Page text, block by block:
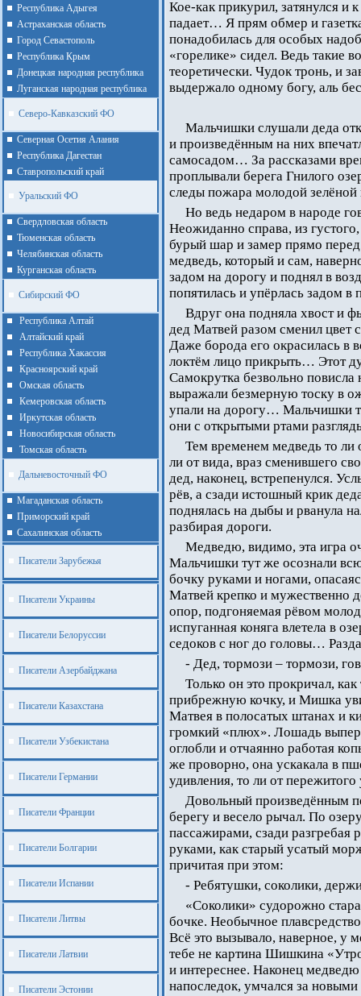
Республика Адыгея
Астраханская область
Город Севастополь
Республика Крым
Донецкая народная республика
Луганская народная республика
Северо-Кавказский ФО
Северная Осетия Алания
Республика Дагестан
Ставропольский край
Уральский ФО
Cвердловская область
Тюменская область
Челябинская область
Курганская область
Сибирский ФО
Республика Алтай
Алтайcкий край
Республика Хакассия
Красноярский край
Омская область
Кемеровская область
Иркутская область
Новосибирская область
Томская область
Дальневосточный ФО
Магаданская область
Приморский край
Cахалинская область
Писатели Зарубежья
Писатели Украины
Писатели Белоруссии
Писатели Азербайджана
Писатели Казахстана
Писатели Узбекистана
Писатели Германии
Писатели Франции
Писатели Болгарии
Писатели Испании
Писатели Литвы
Писатели Латвии
Писатели Эстонии
Кое-как прикурил, затянулся и
падает… Я прям обмер и
понадобилась для особых
«горелике» сидел. Ведь такие
теоретически. Чудок тронь, и
выдержало одному богу, аль
Мальчишки слушали деда
и произведённым на них
самосадом… За рассказами
проплывали берега Гнилого
следы пожара молодой
Но ведь недаром в народе
Неожиданно справа, из
бурый шар и замер прямо
медведь, который и сам,
задом на дорогу и поднял в
попятилась и упёрлась задом в
Вдруг она подняла хвост и
дед Матвей разом сменил цвет
Даже борода его окрасилась в
локтём лицо прикрыть… Этот
Самокрутка безвольно
выражали безмерную тоску в
упали на дорогу… Мальчишки
они с открытыми ртами
Тем временем медведь то ли
ли от вида, враз сменившего
дед, наконец, встрепенулся.
рёв, а сзади истошный крик
поднялась на дыбы и рванула
разбирая дороги.
Медведю, видимо, эта игра
Мальчишки тут же осознали
бочку руками и ногами,
Матвей крепко и мужественно
опор, подгоняемая рёвом
испуганная коняга влетела в
седоков с ног до головы…
- Дед, тормози – тормози,
Только он это прокричал,
прибрежную кочку, и Мишка
Матвея в полосатых штанах и
громкий «плюх». Лошадь
оглобли и отчаянно работая
же проворно, она ускакала в
удивления, то ли от
Довольный произведённым
берегу и весело рычал. По
пассажирами, сзади разгребая
руками, как старый усатый
причитая при этом:
- Ребятушки, соколики,
«Соколики» судорожно
бочке. Необычное
Всё это вызывало, наверное, у
тебе не картина Шишкина
и интереснее. Наконец
напоследок, умчался за